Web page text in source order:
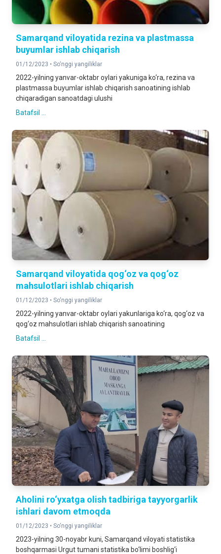
Samarqand viloyatida rezina va plastmassa
buyumlar ishlab chiqarish
01/12/2023 • So‘nggi yangiliklar
2022-yilning yanvar-oktabr oylari yakuniga ko‘ra, rezina va
plastmassa buyumlar ishlab chiqarish sanoatining ishlab
chiqaradigan sanoatdagi ulushi
Batafsil ...
Samarqand viloyatida qog‘oz va qog‘oz
mahsulotlari ishlab chiqarish
01/12/2023 • So‘nggi yangiliklar
2022-yilning yanvar-oktabr oylari yakunlariga ko‘ra, qog‘oz va
qog‘oz mahsulotlari ishlab chiqarish sanoatining
Batafsil ...
Aholini ro‘yxatga olish tadbiriga tayyorgarlik
ishlari davom etmoqda
01/12/2023 • So‘nggi yangiliklar
2023-yilning 30-noyabr kuni, Samarqand viloyati statistika
boshqarmasi Urgut tumani statistika bo‘limi boshlig‘i